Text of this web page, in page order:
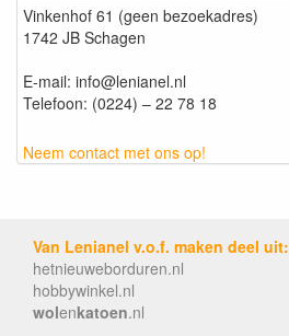
Vinkenhof 61 (geen bezoekadres)
1742 JB Schagen
E-mail: info@lenianel.nl
Telefoon: (0224) – 22 78 18
Neem contact met ons op!
Van Lenianel v.o.f. maken deel uit:
hetnieuweborduren.nl
hobbywinkel.nl
wolenkatoen.nl